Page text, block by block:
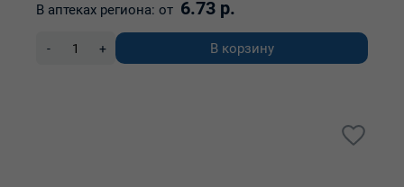
В аптеках региона: от 6.73 р.
- + В корзину